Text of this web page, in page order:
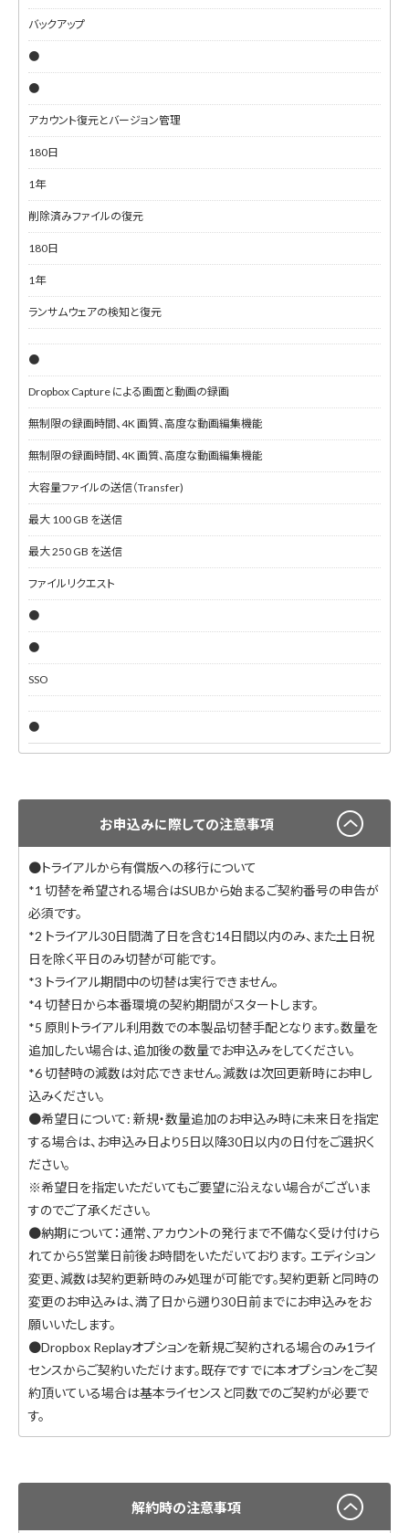
バックアップ
●
●
アカウント復元とバージョン管理
180日
1年
削除済みファイルの復元
180日
1年
ランサムウェアの検知と復元
●
Dropbox Capture による画面と動画の録画
無制限の録画時間、4K 画質、高度な動画編集機能
無制限の録画時間、4K 画質、高度な動画編集機能
大容量ファイルの送信（Transfer)
最大 100 GB を送信
最大 250 GB を送信
ファイルリクエスト
●
●
SSO
●
お申込みに際しての注意事項
●トライアルから有償版への移行について
*1 切替を希望される場合はSUBから始まるご契約番号の申告が
必須です。
*2 トライアル30日間満了日を含む14日間以内のみ、また土日祝
日を除く平日のみ切替が可能です。
*3 トライアル期間中の切替は実行できません。
*4 切替日から本番環境の契約期間がスタートします。
*5 原則トライアル利用数での本製品切替手配となります。数量を
追加したい場合は、追加後の数量でお申込みをしてください。
*6 切替時の減数は対応できません。減数は次回更新時にお申し
込みください。
●希望日について: 新規・数量追加のお申込み時に未来日を指定
する場合は、お申込み日より5日以降30日以内の日付をご選択く
ださい。
※希望日を指定いただいてもご要望に沿えない場合がございま
すのでご了承ください。
●納期について：通常、アカウントの発行まで不備なく受け付けら
れてから5営業日前後お時間をいただいております。 エディション
変更、減数は契約更新時のみ処理が可能です。契約更新と同時の
変更のお申込みは、満了日から遡り30日前までにお申込みをお
願いいたします。
●Dropbox Replayオプションを新規ご契約される場合のみ1ライ
センスからご契約いただけます。既存ですでに本オプションをご契
約頂いている場合は基本ライセンスと同数でのご契約が必要で
す。
解約時の注意事項